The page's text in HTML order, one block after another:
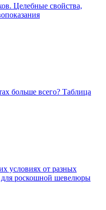
Целебные свойства,
больше всего? Таблица
условиях от разных
роскошной шевелюры